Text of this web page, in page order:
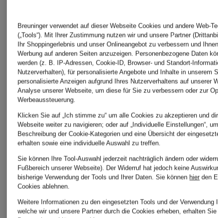
gitti
Breuninger verwendet auf dieser Webseite Cookies und andere Web-
(„Tools“). Mit Ihrer Zustimmung nutzen wir und unsere Partner
Ihr Shoppingerlebnis und unser Onlineangebot zu verbessern und
Werbung auf anderen Seiten anzuzeigen. Personenbezogene Daten
werden (z. B. IP-Adressen, Cookie-ID, Browser- und Standort-
Nutzerverhalten), für personalisierte Angebote und Inhalte in unserem
personalisierte Anzeigen aufgrund Ihres Nutzerverhaltens auf unserer
Analyse unserer Webseite, um diese für Sie zu verbessern oder zur
Werbeaussteuerung.
Klicken Sie auf „Ich stimme zu“ um alle Cookies zu akzeptieren und
Webseite weiter zu navigieren; oder auf „Individuelle Einstellungen“,
Beschreibung der Cookie-Kategorien und eine Übersicht der
erhalten sowie eine individuelle Auswahl zu treffen.
Sie können Ihre Tool-Auswahl jederzeit nachträglich ändern oder
Fußbereich unserer Webseite). Der Widerruf hat jedoch keine
bisherige Verwendung der Tools und Ihrer Daten. Sie können hier den
Cookies ablehnen.
Weitere Informationen zu den eingesetzten Tools und der Verwendung
welche wir und unsere Partner durch die Cookies erheben, erhalten